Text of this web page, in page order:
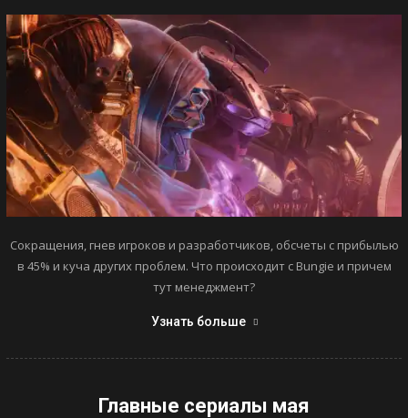
Сокращения, гнев игроков и разработчиков, обсчеты с прибылью
в 45% и куча других проблем. Что происходит с Bungie и причем
тут менеджмент?
Узнать больше
Главные сериалы мая